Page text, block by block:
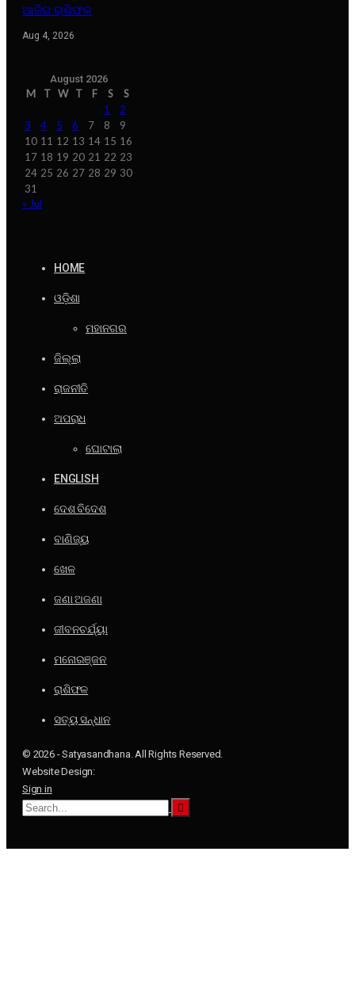
ଆଜିର ରାଶିଫଳ
Aug 4, 2026
August 2026
M T W T F S
S
1
2
3
4 5 6 7 8
9
10 11 12 13 14 15 16
17 18 19 20 21 22 23
24 25 26 27 28 29 30
31
« Jul
HOME
ଓଡ଼ିଶା
ମହାନଗର
ଜିଲ୍ଲା
ରାଜନୀତି
ଅପରାଧ
ଘୋଟାଲା
ENGLISH
ଦେଶ ବିଦେଶ
ବାଣିଜ୍ୟ
ଖେଳ
ଜଣା ଅଜଣା
ଜୀବନଚର୍ଯ୍ୟା
ମନୋରଞ୍ଜନ
ରାଶିଫଳ
ସତ୍ୟ ସନ୍ଧାନ
© 2026 - Satyasandhana. All Rights Reserved.
Website Design:
Sign in